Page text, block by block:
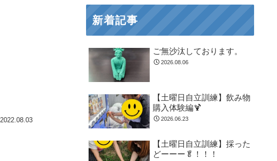
2022.08.03
新着記事
ご無沙汰しております。
2026.08.06
【土曜日自立訓練】飲み物
購入体験編🍹
2026.06.23
【土曜日自立訓練】採った
どーーー🥬！！！